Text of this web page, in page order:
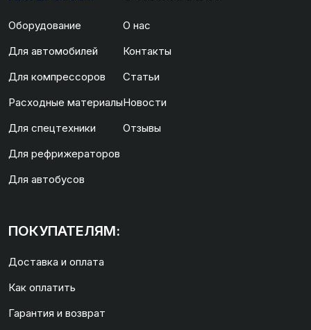
Оборудование
Для автомобилей
Для компрессоров
Расходные материалы
Для спецтехники
Для рефрижераторов
Для автобусов
О нас
Контакты
Статьи
Новости
Отзывы
ПОКУПАТЕЛЯМ:
Доставка и оплата
Как оплатить
Гарантия и возврат